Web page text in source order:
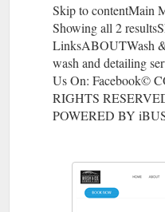
Skip to contentMain
Showing all 2
LinksABOUTWash
wash and detailing
Us On: Facebook©
RIGHTS
POWERED BY